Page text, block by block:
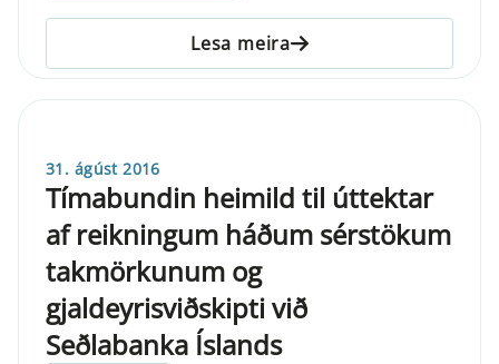
Lesa meira
31. ágúst 2016
Tímabundin heimild til úttektar
af reikningum háðum sérstökum
takmörkunum og
gjaldeyrisviðskipti við
Seðlabanka Íslands